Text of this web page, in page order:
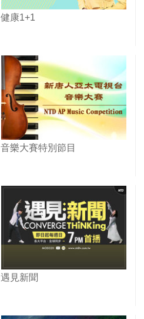
健康1+1
音樂大賽特別節目
遇見新聞